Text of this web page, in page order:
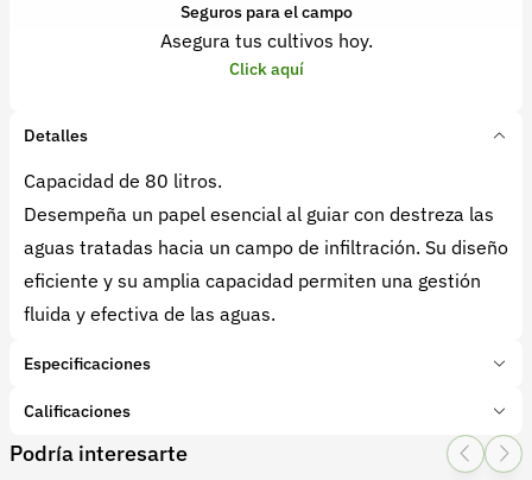
Seguros para el campo
Asegura tus cultivos hoy.
Click aquí
Detalles
Capacidad de 80 litros.
Desempeña un papel esencial al guiar con destreza las
aguas tratadas hacia un campo de infiltración. Su diseño
eficiente y su amplia capacidad permiten una gestión
fluida y efectiva de las aguas.
Especificaciones
Marca:
Rotoplast
Tipo de producto:Insumo
Calificaciones
1 Star
2 Star
3 Star4 Star
Podría interesarte